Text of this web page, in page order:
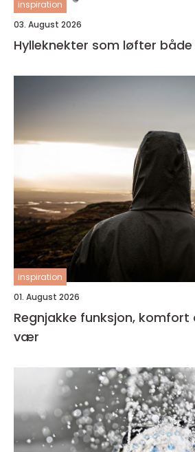
inspiration
03. August 2026
Hylleknekter som løfter
inspiration
01. August 2026
Regnjakke funksjon, komfort og stil i all slags
vær